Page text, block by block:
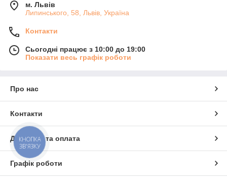
м. Львів
Липинського, 58, Львів, Україна
Контакти
Сьогодні працює з 10:00 до 19:00
Показати весь графік роботи
Про нас
Контакти
Доставка та оплата
Графік роботи
КНОПКА
ЗВ'ЯЗКУ